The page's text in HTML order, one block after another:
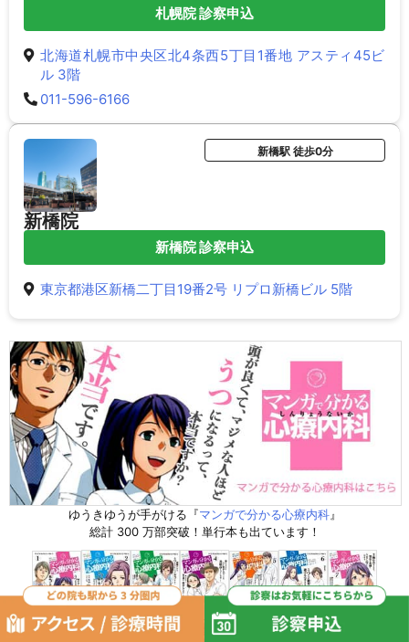
札幌院 診察申込
北海道札幌市中央区北4条西5丁目1番地 アスティ45ビ
ル 3階
011-596-6166
新橋院
新橋駅 徒歩0分
新橋院 診察申込
東京都港区新橋二丁目19番2号 リプロ新橋ビル 5階
ゆうきゆうが手がける『マンガで分かる心療内科』
総計 300 万部突破！単行本も出ています！